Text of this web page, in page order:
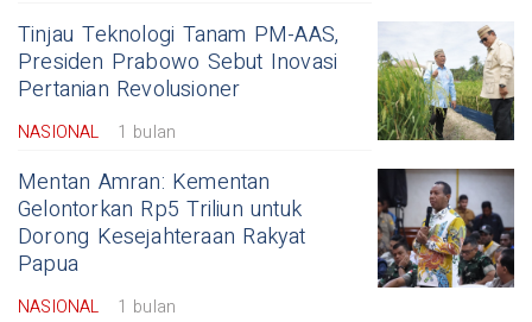
Tinjau Teknologi Tanam PM-AAS,
Presiden Prabowo Sebut Inovasi
Pertanian Revolusioner
NASIONAL 1 bulan
Mentan Amran: Kementan
Gelontorkan Rp5 Triliun untuk
Dorong Kesejahteraan Rakyat
Papua
NASIONAL 1 bulan